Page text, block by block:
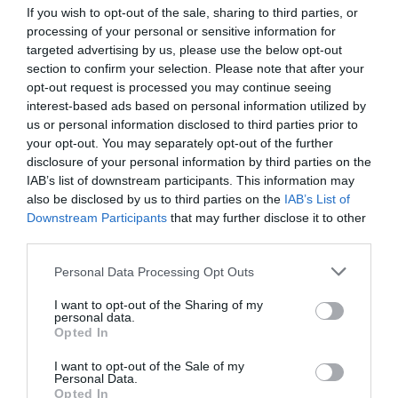
If you wish to opt-out of the sale, sharing to third parties, or
processing of your personal or sensitive information for
targeted advertising by us, please use the below opt-out
section to confirm your selection. Please note that after your
opt-out request is processed you may continue seeing
interest-based ads based on personal information utilized by
us or personal information disclosed to third parties prior to
your opt-out. You may separately opt-out of the further
disclosure of your personal information by third parties on the
IAB’s list of downstream participants. This information may
also be disclosed by us to third parties on the IAB’s List of
Downstream Participants that may further disclose it to other
Personal Data Processing Opt Outs
I want to opt-out of the Sharing of my
personal data.
Opted In
I want to opt-out of the Sale of my
Personal Data.
Opted In
«Για την περίοδο των γιορτών, θέλαμε να
εξερευνήσουμε το χώρο μεταξύ γυναικείων και